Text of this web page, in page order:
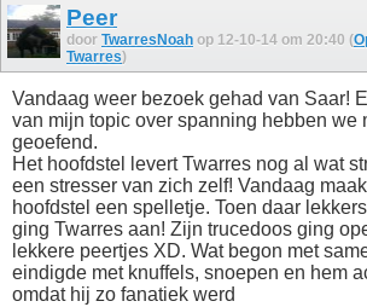
Peer
door TwarresNoah op 12-10-14 om 20:40 (
Twarres)
Vandaag weer bezoek gehad van Saar!
van mijn topic over spanning hebben we
geoefend.
Het hoofdstel levert Twarres nog al wat
een stresser van zich zelf! Vandaag
hoofdstel een spelletje. Toen daar
ging Twarres aan! Zijn trucedoos ging
lekkere peertjes XD. Wat begon met
eindigde met knuffels, snoepen en hem
omdat hij zo fanatiek werd